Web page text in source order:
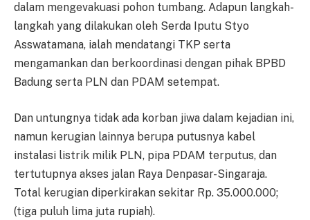
dalam mengevakuasi pohon tumbang. Adapun langkah-
langkah yang dilakukan oleh Serda Iputu Styo
Asswatamana, ialah mendatangi TKP serta
mengamankan dan berkoordinasi dengan pihak BPBD
Badung serta PLN dan PDAM setempat.
Dan untungnya tidak ada korban jiwa dalam kejadian ini,
namun kerugian lainnya berupa putusnya kabel
instalasi listrik milik PLN, pipa PDAM terputus, dan
tertutupnya akses jalan Raya Denpasar-Singaraja.
Total kerugian diperkirakan sekitar Rp. 35.000.000;
(tiga puluh lima juta rupiah).